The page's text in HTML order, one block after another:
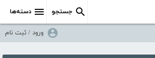
دسته‌ها جستجو
ورود / ثبت نام